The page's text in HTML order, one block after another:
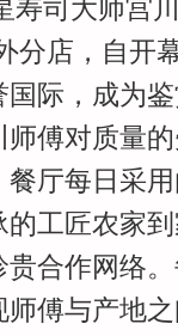
寿司大师宫
分店，自开
际，成为
傅对质量
厅每日采
工匠农家到
合作网络
傅与产地